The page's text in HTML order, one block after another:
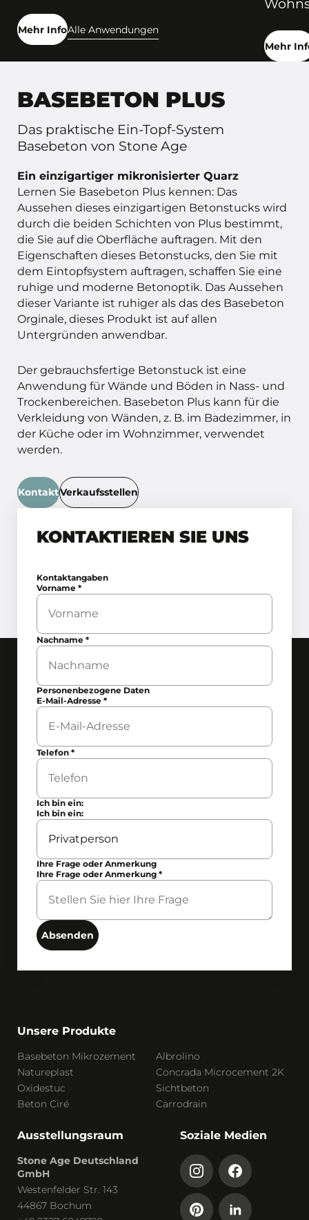
Mehr InfoAlle Anwendungen
Mehr
BASEBETON PLUS
Das praktische Ein-Topf-System
Basebeton von Stone Age
Ein einzigartiger mikronisierter Quarz
Lernen Sie Basebeton Plus kennen: Das
Aussehen dieses einzigartigen Betonstucks wird
durch die beiden Schichten von Plus bestimmt,
die Sie auf die Oberfläche auftragen. Mit den
Eigenschaften dieses Betonstucks, den Sie mit
dem Eintopfsystem auftragen, schaffen Sie eine
ruhige und moderne Betonoptik. Das Aussehen
dieser Variante ist ruhiger als das des Basebeton
Orginale, dieses Produkt ist auf allen
Untergründen anwendbar.
Der gebrauchsfertige Betonstuck ist eine
Anwendung für Wände und Böden in Nass- und
Trockenbereichen. Basebeton Plus kann für die
Verkleidung von Wänden, z. B. im Badezimmer, in
der Küche oder im Wohnzimmer, verwendet
werden.
KontaktVerkaufsstellen
KONTAKTIEREN SIE UNS
Kontaktangaben
Vorname*
Nachname*
Personenbezogene Daten
E-Mail-Adresse*
Telefon*
Ich bin ein:
Ich bin ein:
Ihre Frage oder Anmerkung
Ihre Frage oder Anmerkung*
Absenden
Unsere Produkte
Basebeton Mikrozement
Albrolino
Natureplast
Concrada Microcement 2K
Oxidestuc
Sichtbeton
Beton Ciré
Carrodrain
Ausstellungsraum
Stone Age Deutschland
GmbH
Westenfelder Str. 143
44867 Bochum
Soziale Medien